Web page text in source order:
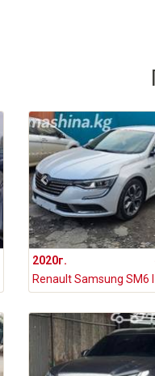
2020г.
Renault Samsung SM6